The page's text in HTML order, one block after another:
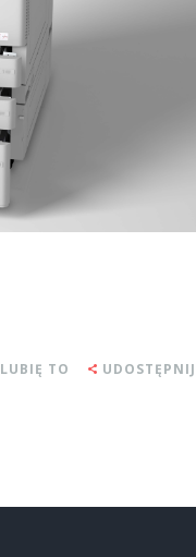
LUBIĘ TO UDOSTĘPNIJ